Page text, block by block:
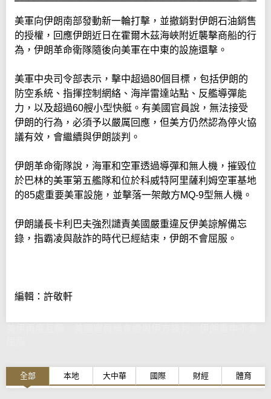
美軍向伊朗南部發動新一輪打擊，並撤銷對伊朗石油銷售
的授權，回應伊朗近日在霍爾木茲海峽附近襲擊商船的行
為，伊朗革命衛隊隨後向美軍在中東的設施還擊。
美軍中央司令部表示，擊中超過80個目標，包括伊朗的
防空系統、指揮控制網絡、海岸雷達站點、反艦導彈能
力，以及超過60艘小型快艇。有美國官員說，無法接受
伊朗的行為，必須予以嚴厲回應，但美方仍然認為停火協
議有效，會繼續與伊朗談判。
伊朗革命衛隊說，海軍和空軍透過導彈和無人機，摧毀位
於巴林的美軍第五艦隊和位於科威特阿里薩利姆空軍基地
的85處重要美軍設施，並擊落一架敵方MQ-9型無人機。
伊朗議長卡利巴夫強烈譴責美國嚴重違反伊美諒解備忘
錄，指霸凌與敲詐的時代已經結束，伊朗不會屈服。
編輯：許敬軒
全部 本地 大中華 國際 財經 體育